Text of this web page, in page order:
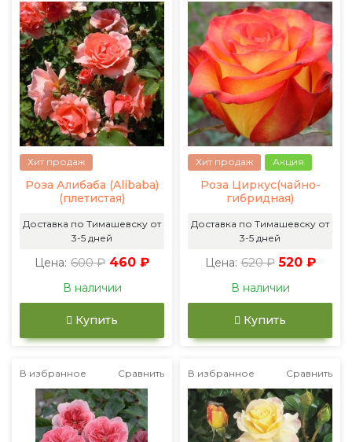
Хит продаж
Роза Алибаба (Alibaba)
(плетистая)
Доставка по Тимашевску от
3-5 дней
Цена: 600 ₽ 460 ₽
В наличии
Купить
Хит продаж Акция
Роза Циркус(чайно-
гибридная)
Доставка по Тимашевску от
3-5 дней
Цена: 620 ₽ 520 ₽
В наличии
Купить
В избранное Сравнить В избранное Сравнить